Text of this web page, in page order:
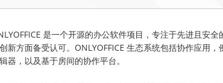
是一个开源的办公软件项目，专注于先进且安
新方面备受认可。ONLYOFFICE 生态系统包括协作应用
器，以及基于房间的协作平台。